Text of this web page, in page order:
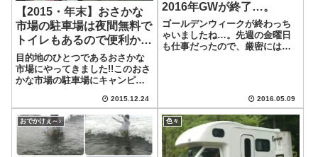
【2015・年末】おさかな
市場の駐車場は夜間無料で
トイレもあるので便利か
も!!
目的地のひとつであるおさかな
市場にやってきました!!このおさ
かな市場の駐車場にキャンピン
良いですね♪夜11時から朝7時ま
では、課金なし。朝7時からは4
時間100円。それ以降は2時間で
100円と格安なのです。そして...
2015.12.24
2016年GWが終了…。
ゴールデンウィークが終わっち
ゃいましたね…。先週の金曜日
も仕事だったので、厳密には既
ったので、今度は夏休みが大型
の休みとなりそう...
2016.05.09
おでかけぇ～♪ 色々